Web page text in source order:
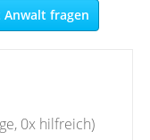
Anwalt fragen
0x hilfreich)